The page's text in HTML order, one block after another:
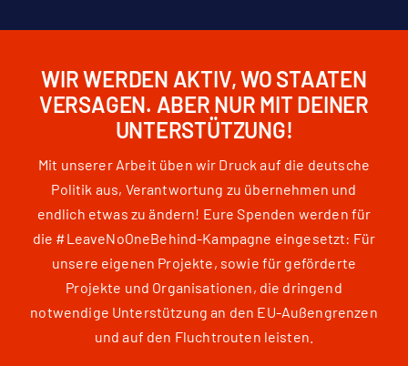
WIR WERDEN AKTIV, WO STAATEN
VERSAGEN. ABER NUR MIT DEINER
UNTERSTÜTZUNG!
Mit unserer Arbeit üben wir Druck auf die deutsche
Politik aus, Verantwortung zu übernehmen und
endlich etwas zu ändern! Eure Spenden werden für
die #LeaveNoOneBehind-Kampagne eingesetzt: Für
unsere eigenen Projekte, sowie für geförderte
Projekte und Organisationen, die dringend
notwendige Unterstützung an den EU-Außengrenzen
und auf den Fluchtrouten leisten.